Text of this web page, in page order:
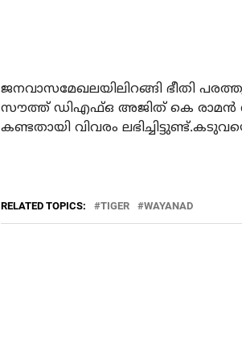
ജനവാസമേഖലയിലിറങ്ങി ഭീതി
സൗത്ത് ഡിഎഫ്ഒ അജിത് കെ രാമന്‍
കണ്ടതായി വിവരം
RELATED TOPICS: TIGER WAYANAD